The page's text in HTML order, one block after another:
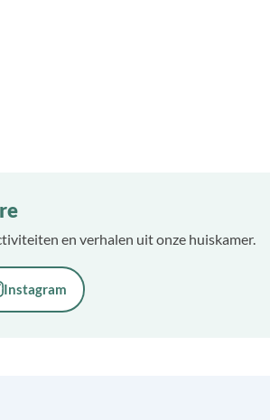
en verhalen uit onze huiskamer.
Instagram